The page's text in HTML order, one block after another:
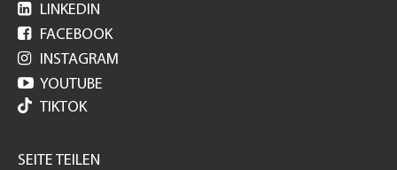
 LINKEDIN
 FACEBOOK
 INSTAGRAM
 YOUTUBE
TIKTOK
SEITE TEILEN